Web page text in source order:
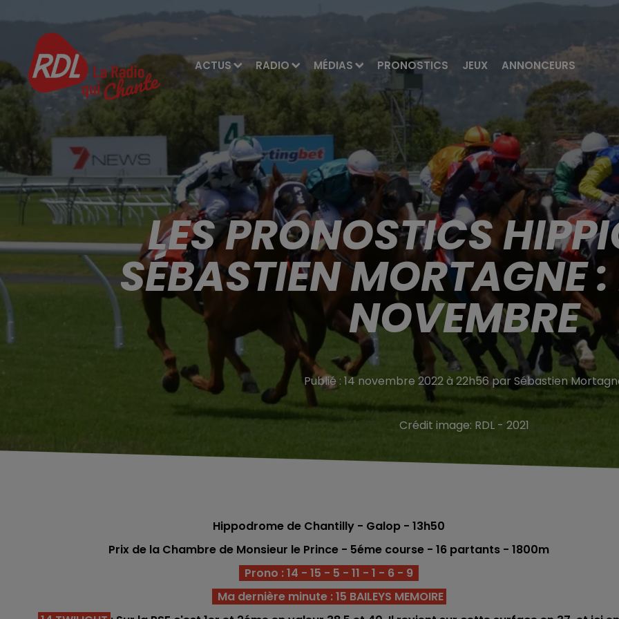
ACTUS RADIO MÉDIAS PRONOSTICS JEUX ANNONCEURS
LES PRONOSTICS
SÉBASTIEN MORTAGNE
NOVEMBRE
Publié : 14 novembre 2022 à 22h56 par Sébastien
Crédit image: RDL - 2021
Hippodrome de Chantilly - Galop - 13h50
Prix de la Chambre de Monsieur le Prince - 5éme course - 16 partants - 1800m
Prono : 14 - 15 - 5 - 11 - 1 - 6 - 9
Ma dernière minute : 15 BAILEYS MEMOIRE